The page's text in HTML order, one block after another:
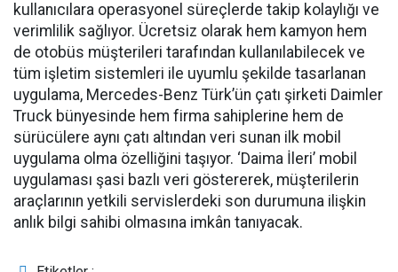
kullanıcılara operasyonel süreçlerde takip kolaylığı ve
verimlilik sağlıyor. Ücretsiz olarak hem kamyon hem
de otobüs müşterileri tarafından kullanılabilecek ve
tüm işletim sistemleri ile uyumlu şekilde tasarlanan
uygulama, Mercedes-Benz Türk’ün çatı şirketi Daimler
Truck bünyesinde hem firma sahiplerine hem de
sürücülere aynı çatı altından veri sunan ilk mobil
uygulama olma özelliğini taşıyor. ‘Daima İleri’ mobil
uygulaması şasi bazlı veri göstererek, müşterilerin
araçlarının yetkili servislerdeki son durumuna ilişkin
anlık bilgi sahibi olmasına imkân tanıyacak.